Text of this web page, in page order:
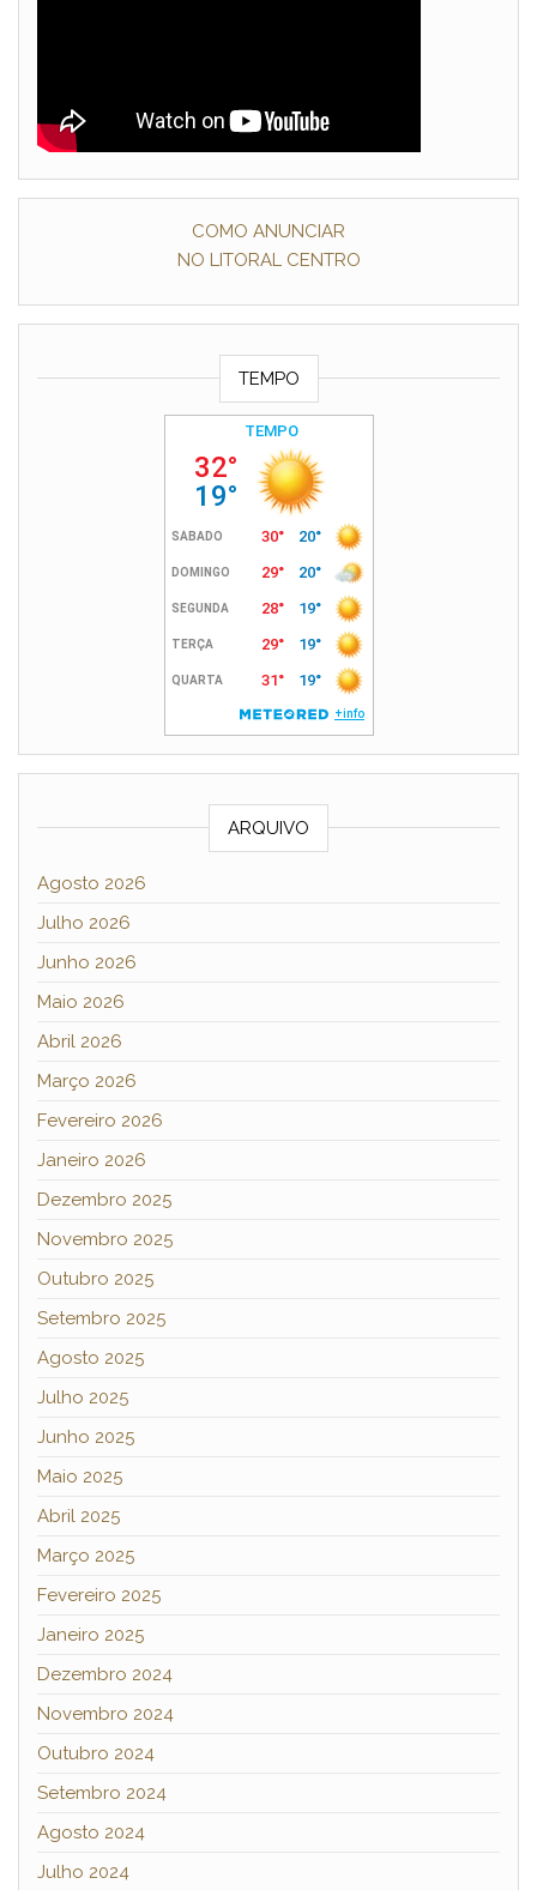
COMO ANUNCIAR
NO LITORAL CENTRO
TEMPO
ARQUIVO
Agosto 2026
Julho 2026
Junho 2026
Maio 2026
Abril 2026
Março 2026
Fevereiro 2026
Janeiro 2026
Dezembro 2025
Novembro 2025
Outubro 2025
Setembro 2025
Agosto 2025
Julho 2025
Junho 2025
Maio 2025
Abril 2025
Março 2025
Fevereiro 2025
Janeiro 2025
Dezembro 2024
Novembro 2024
Outubro 2024
Setembro 2024
Agosto 2024
Julho 2024